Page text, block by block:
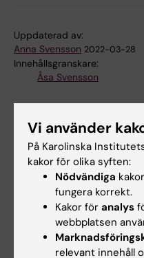
Uppdaterad av:
Anna Svensson 2022-03-28
Innehållsgranskare:
Åsa Svensson
Dela
Relaterade artiklar
Vi använder
På Karolinska
kakor för olika syften:
Nödvändiga
fungera korrekt.
Kakor för analys
webbplatsen
relevant innehåll